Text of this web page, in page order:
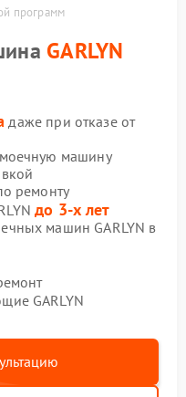
программ
GARLYN
даже при отказе от
машину
ремонту
до 3-х лет
машин GARLYN в
GARLYN